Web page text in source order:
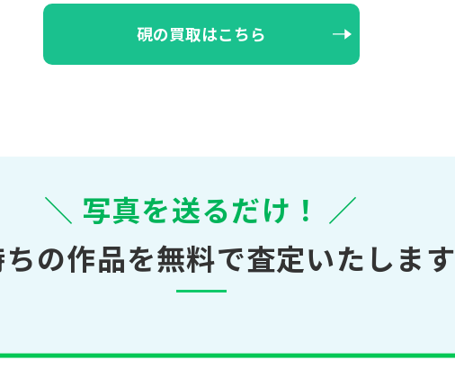
硯の買取はこちら
＼ 写真を送るだけ！ ／
の作品を無料で査定いたします